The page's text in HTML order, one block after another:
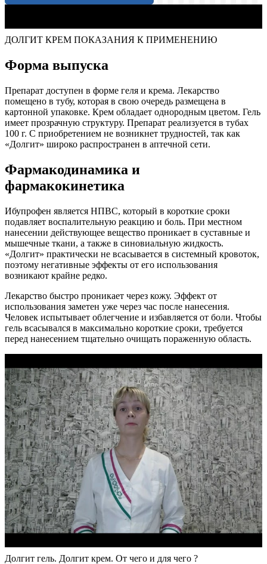
ДОЛГИТ КРЕМ ПОКАЗАНИЯ К ПРИМЕНЕНИЮ
Форма выпуска
Препарат доступен в форме геля и крема. Лекарство
помещено в тубу, которая в свою очередь размещена в
картонной упаковке. Крем обладает однородным цветом. Гель
имеет прозрачную структуру. Препарат реализуется в тубах
100 г. С приобретением не возникнет трудностей, так как
«Долгит» широко распространен в аптечной сети.
Фармакодинамика и
фармакокинетика
Ибупрофен является НПВС, который в короткие сроки
подавляет воспалительную реакцию и боль. При местном
нанесении действующее вещество проникает в суставные и
мышечные ткани, а также в синовиальную жидкость.
«Долгит» практически не всасывается в системный кровоток,
поэтому негативные эффекты от его использования
возникают крайне редко.
Лекарство быстро проникает через кожу. Эффект от
использования заметен уже через час после нанесения.
Человек испытывает облегчение и избавляется от боли. Чтобы
гель всасывался в максимально короткие сроки, требуется
перед нанесением тщательно очищать пораженную область.
Долгит гель. Долгит крем. От чего и для чего ?